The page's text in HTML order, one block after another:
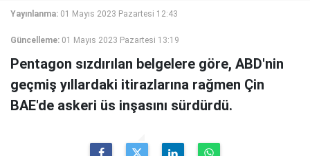
Yayınlanma: 01 Mayıs 2023 Pazartesi 12:43
Güncelleme: 01 Mayıs 2023 Pazartesi 13:19
Pentagon sızdırılan belgelere göre, ABD'nin
geçmiş yıllardaki itirazlarına rağmen Çin
BAE'de askeri üs inşasını sürdürdü.